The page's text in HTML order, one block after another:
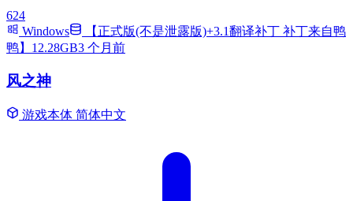
624
Windows
【正式版(不是泄露版)+3.1翻译补丁 补丁来自鸭
鸭】12.28GB3 个月前
风之神
游戏本体 简体中文